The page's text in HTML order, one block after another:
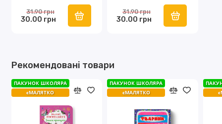
30.00 грн
31.90 грн
30.00 грн
31.90 грн
Рекомендовані товари
ПАКУНОК ШКОЛЯРА
єМАЛЯТКО
ПАКУНОК ШКОЛЯРА
єМАЛЯТКО